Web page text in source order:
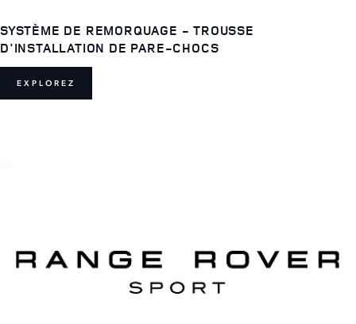
SYSTÈME DE REMORQUAGE - TROUSSE
D'INSTALLATION DE PARE-CHOCS
EXPLOREZ